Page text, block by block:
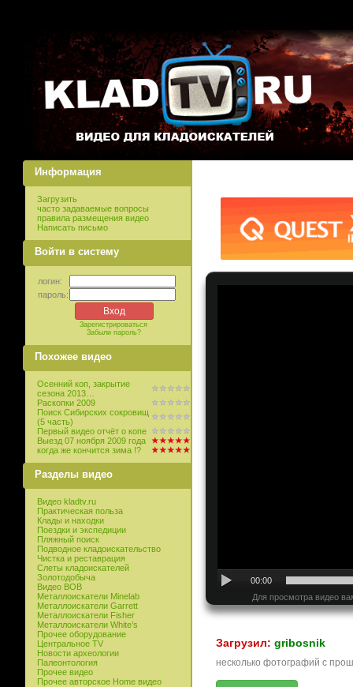
Информация
Загрузить
часто задаваемые вопросы
правила размещения видео
Написать письмо
Войти в систему
логин:
пароль:
Зарегистрироваться
Забыли пароль?
Похожее видео
Осенний коп, закрытие
сезона 2013…
Раскопки 2009
Поиск Сибирских сокровищ
(5 часть)
Первый видео отчёт о копе
Выезд 07 ноября 2009 года
когда же кончится зима !?
Разделы видео
Видео kladtv.ru
Практическая польза
Клады и находки
Поездки и экспедиции
Пляжный поиск
Подводное кладоискательство
Чистка и реставрация
Слеты кладоискателей
Золотодобыча
Видео ВОВ
Металлоискатели Minelab
Металлоискатели Garrett
Металлоискатели Fisher
Металлоискатели White’s
Прочее оборудование
Центральное TV
Новости археологии
Палеонтология
Прочее видео
Прочее авторское Home видео
00:00
Для просмотра видео
Загрузил: gribosnik
несколько фотографий с